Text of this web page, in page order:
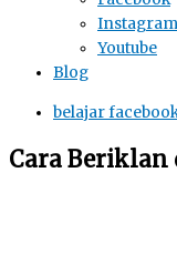
Instagram
Youtube
Blog
belajar
Cara Beriklan